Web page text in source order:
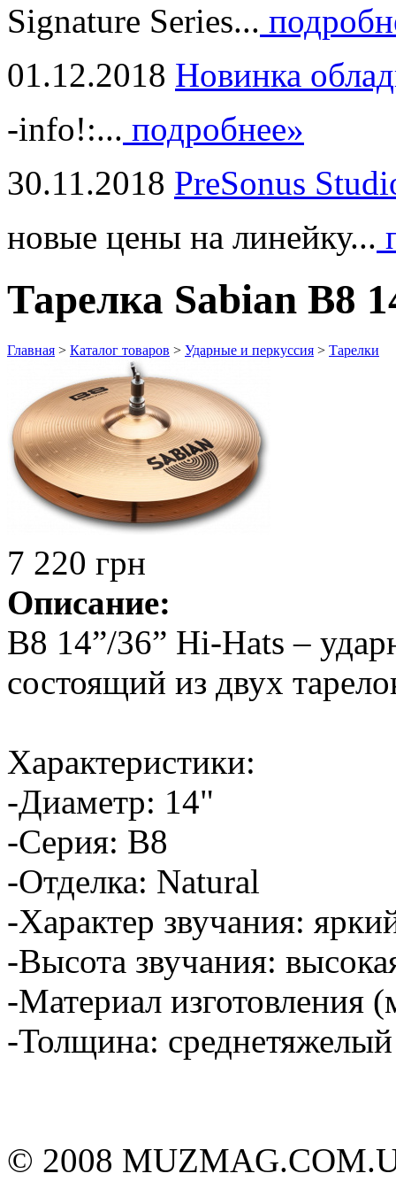
Signature Series...
01.12.2018 Новинка
-info!:... подробнее»
30.11.2018 PreSonus
новые цены на линейку...
Тарелка Sabian B8
Главная > Каталог товаров > Ударные и перкуссия > Тарелки
7 220 грн
Описание:
B8 14”/36” Hi-Hats –
состоящий из двух
Характеристики:
-Диаметр: 14"
-Серия: B8
-Отделка: Natural
-Характер звучания:
-Высота звучания:
-Материал изготовления
-Толщина:
© 2008